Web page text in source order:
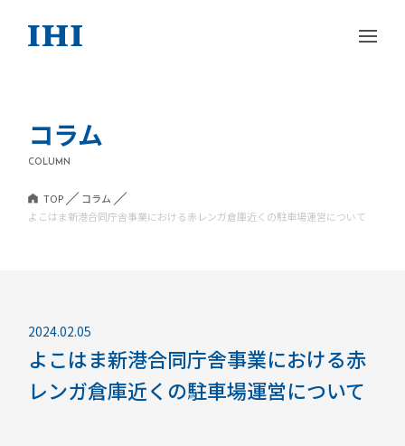
コラム
COLUMN
TOP
コラム
よこはま新港合同庁舎事業における赤レンガ倉庫近くの駐車場運営について
2024.02.05
よこはま新港合同庁舎事業における赤
レンガ倉庫近くの駐車場運営について